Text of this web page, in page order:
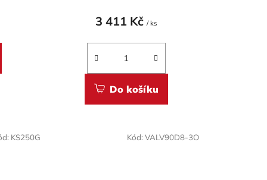
3 411 Kč / ks
Do košíku
KS250G Kód:VALV90D8-3O